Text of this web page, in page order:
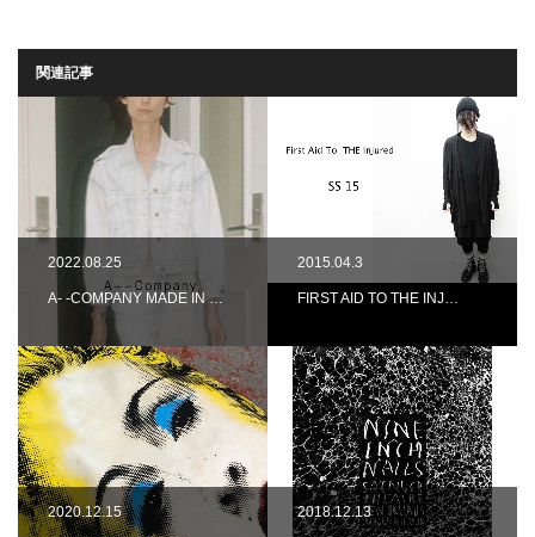
関連記事
2022.08.25
A- -COMPANY MADE IN …
2015.04.3
FIRST AID TO THE INJ…
2020.12.15 2018.12.13